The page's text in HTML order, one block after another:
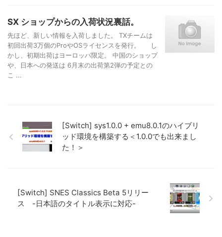
SX ショップからの入荷状況裏話。
先ほど、新しい情報を入荷しました。 TXチームは
初回出荷3万個のProやOSライセンスを発行。 し
かし、初期出荷はヨーロッパ限定。 中国のショップ
や、日本への発送は 6月末の出荷第2弾の予定との
こ ...
[Switch] sys1.0.0 + emu8.0.1のハイブリ
ッド環境を構築する＜1.0.0でも出来まし
た！＞
[Switch] SNES Classics Beta 5リリー
ス -日本語のタイトル表示に対応-